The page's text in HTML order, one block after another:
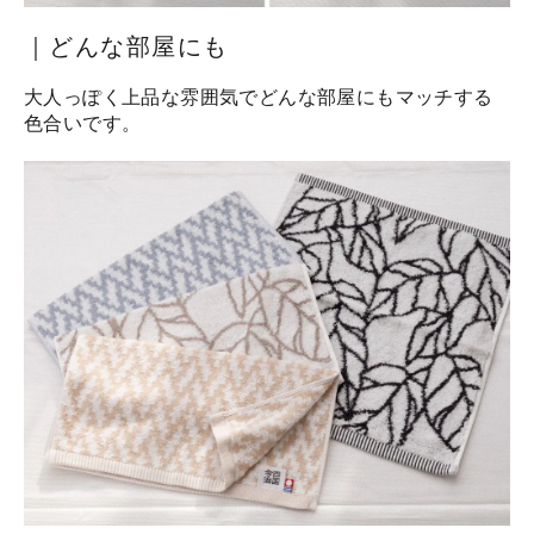
｜どんな部屋にも
大人っぽく上品な雰囲気でどんな部屋にもマッチする
色合いです。